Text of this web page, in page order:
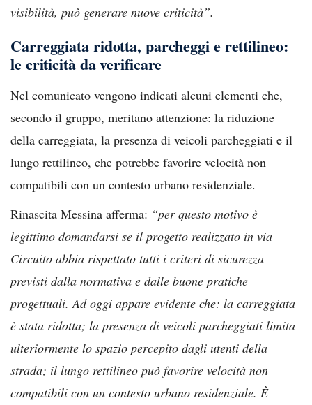
visibilità, può generare nuove criticità”.
Carreggiata ridotta, parcheggi e rettilineo:
le criticità da verificare
Nel comunicato vengono indicati alcuni elementi che,
secondo il gruppo, meritano attenzione: la riduzione
della carreggiata, la presenza di veicoli parcheggiati e il
lungo rettilineo, che potrebbe favorire velocità non
compatibili con un contesto urbano residenziale.
Rinascita Messina afferma: “per questo motivo è
legittimo domandarsi se il progetto realizzato in via
Circuito abbia rispettato tutti i criteri di sicurezza
previsti dalla normativa e dalle buone pratiche
progettuali. Ad oggi appare evidente che: la carreggiata
è stata ridotta; la presenza di veicoli parcheggiati limita
ulteriormente lo spazio percepito dagli utenti della
strada; il lungo rettilineo può favorire velocità non
compatibili con un contesto urbano residenziale. È